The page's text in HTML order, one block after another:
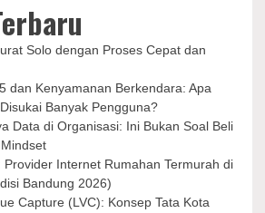
Solo dengan Proses Cepat dan
dan Kenyamanan Berkendara: Apa
Banyak Pengguna?
Data di Organisasi: Ini Bukan Soal Beli
Provider Internet Rumahan Termurah di
Bandung 2026)
Capture (LVC): Konsep Tata Kota